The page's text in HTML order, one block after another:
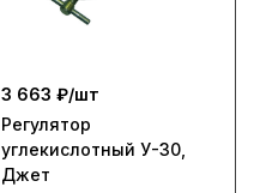
3 663 ₽/шт
Регулятор
углекислотный У-30,
Джет